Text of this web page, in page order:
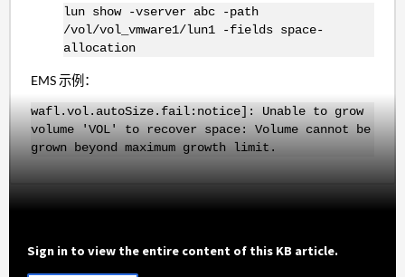
lun show -vserver abc -path
/vol/vol_vmware1/lun1 -fields space-
allocation
EMS 示例：
wafl.vol.autoSize.fail:notice]: Unable to grow
volume 'VOL' to recover space: Volume cannot be
grown beyond maximum growth limit.
Sign in to view the entire content of this KB article.